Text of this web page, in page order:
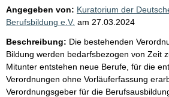
Angegeben von: Kuratorium der
Berufsbildung e.V. am 27.03.2024
Beschreibung: Die bestehenden
Bildung werden bedarfsbezogen von Zeit
Mitunter entstehen neue Berufe, für die
Verordnungen ohne Vorläuferfassung
Verordnungsgeber für die